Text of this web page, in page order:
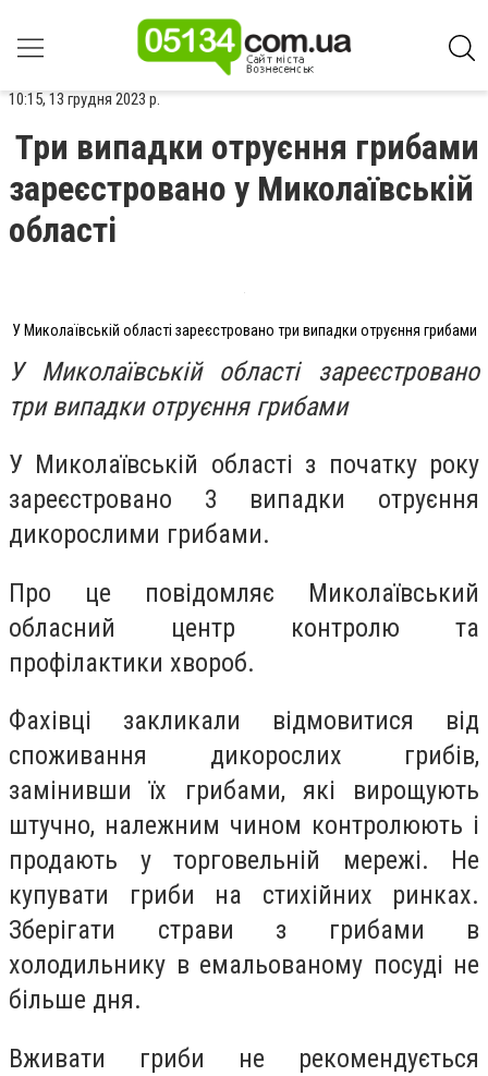
10:15, 13 грудня 2023 р.
Три випадки отруєння грибами
зареєстровано у Миколаївській
області
У Миколаївській області зареєстровано три випадки отруєння грибами
У Миколаївській області зареєстровано
три випадки отруєння грибами
У Миколаївській області з початку року
зареєстровано 3 випадки отруєння
дикорослими грибами.
Про це повідомляє Миколаївський
обласний центр контролю та
профілактики хвороб.
Фахівці закликали відмовитися від
споживання дикорослих грибів,
замінивши їх грибами, які вирощують
штучно, належним чином контролюють і
продають у торговельній мережі. Не
купувати гриби на стихійних ринках.
Зберігати страви з грибами в
холодильнику в емальованому посуді не
більше дня.
Вживати гриби не рекомендується